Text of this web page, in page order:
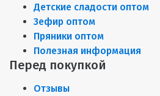
Детские сладости оптом
Зефир оптом
Пряники оптом
Полезная информация
Перед покупкой
Отзывы